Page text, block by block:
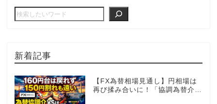
新着記事
【FX為替相場見通し】円相場は
再び揉み合いに！「協調為替介